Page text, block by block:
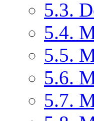
5.3.
5.4.
5.5.
5.6.
5.7.